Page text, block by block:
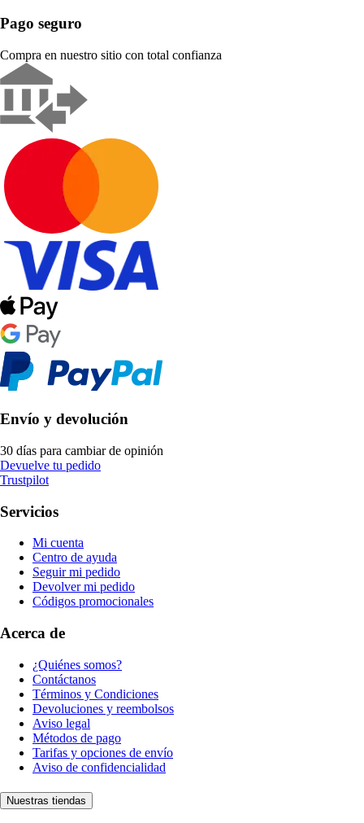
Pago seguro
Compra en nuestro sitio con total confianza
Envío y devolución
30 días para cambiar de opinión
Devuelve tu pedido
Trustpilot
Servicios
Mi cuenta
Centro de ayuda
Seguir mi pedido
Devolver mi pedido
Códigos promocionales
Acerca de
¿Quiénes somos?
Contáctanos
Términos y Condiciones
Devoluciones y reembolsos
Aviso legal
Métodos de pago
Tarifas y opciones de envío
Aviso de confidencialidad
Nuestras tiendas